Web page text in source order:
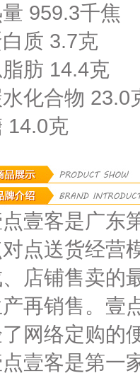
959.3千焦
质 3.7克
肪 14.4克
化合物 23.0
14.0克
壹客是广东
对点送货经营
、店铺售卖的
再销售。壹
网络定购的
壹客是第一